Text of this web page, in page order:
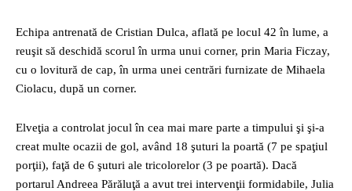
Echipa antrenată de Cristian Dulca, aflată pe locul 42 în lume, a
reuşit să deschidă scorul în urma unui corner, prin Maria Ficzay,
cu o lovitură de cap, în urma unei centrări furnizate de Mihaela
Ciolacu, după un corner.
Elveţia a controlat jocul în cea mai mare parte a timpului şi şi-a
creat multe ocazii de gol, având 18 şuturi la poartă (7 pe spaţiul
porţii), faţă de 6 şuturi ale tricolorelor (3 pe poartă). Dacă
portarul Andreea Părăluţă a avut trei intervenţii formidabile, Julia